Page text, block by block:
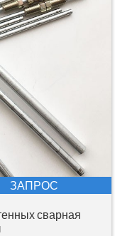
ЗАПРОС
сварная